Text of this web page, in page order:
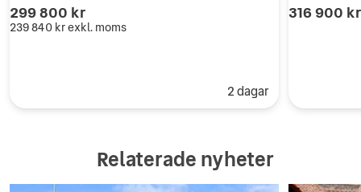
299 800 kr
239 840 krexkl. moms
2 dagar
316 900 kr
Relaterade nyheter